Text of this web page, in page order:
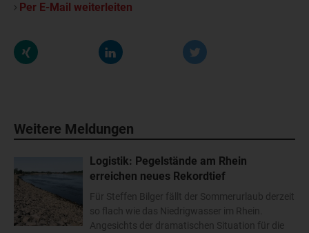
Per E-Mail weiterleiten
Weitere Meldungen
Logistik: Pegelstände am Rhein
erreichen neues Rekordtief
Für Steffen Bilger fällt der Sommerurlaub derzeit
so flach wie das Niedrigwasser im Rhein.
Angesichts der dramatischen Situation für die